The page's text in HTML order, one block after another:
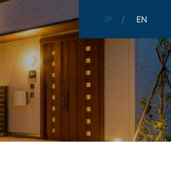
JP EN